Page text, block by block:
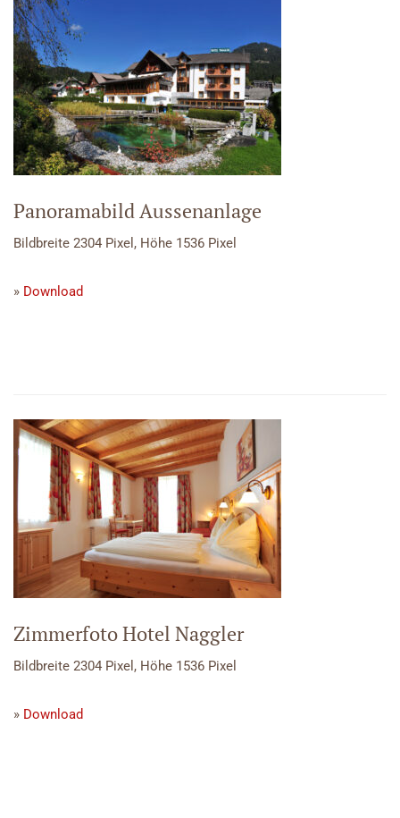
Panoramabild Aussenanlage
Bildbreite 2304 Pixel, Höhe 1536 Pixel
» Download
Zimmerfoto Hotel Naggler
Bildbreite 2304 Pixel, Höhe 1536 Pixel
» Download